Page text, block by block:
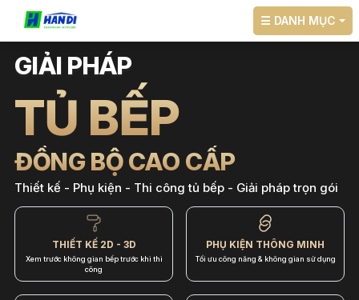
☰ DANH MỤC
GIẢI PHÁP
TỦ BẾP
ĐỒNG BỘ CAO CẤP
Thiết kế - Phụ kiện - Thi công tủ bếp - Giải pháp trọn gói
THIẾT KẾ 2D - 3D
Xem trước không gian bếp trước khi thi
công
PHỤ KIỆN THÔNG MINH
Tối ưu công năng & không gian sử dụng